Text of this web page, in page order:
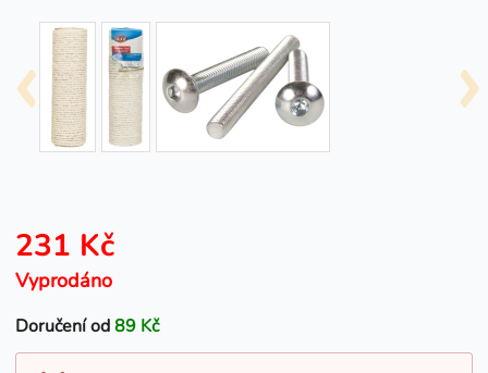
231 Kč
Vyprodáno
Doručení od89 Kč